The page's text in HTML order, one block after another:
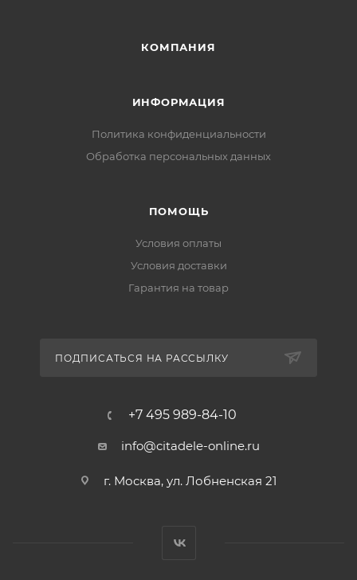
КОМПАНИЯ
ИНФОРМАЦИЯ
Политика конфиденциальности
Обработка персональных данных
ПОМОЩЬ
Условия оплаты
Условия доставки
Гарантия на товар
ПОДПИСАТЬСЯ НА РАССЫЛКУ
+7 495 989-84-10
info@citadele-online.ru
г. Москва, ул. Лобненская 21